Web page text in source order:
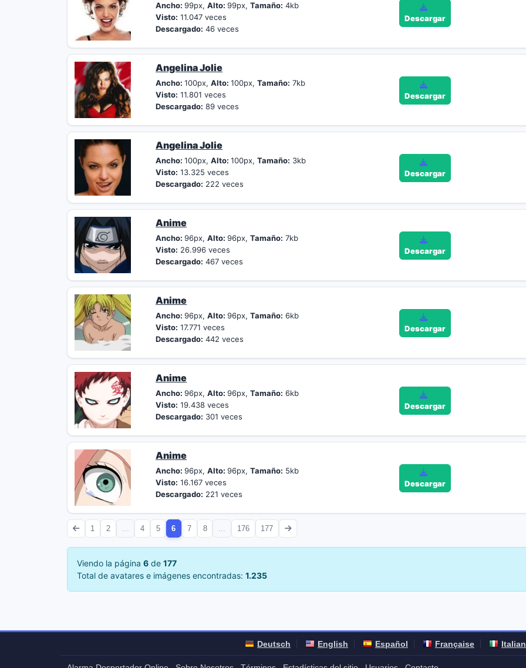
Ancho:99px,Alto:99px,Tamaño: 4kb
Visto: 11.047 veces
Descargado: 46 veces
Descargar
Angelina Jolie
Ancho:100px,Alto:100px,Tamaño: 7kb
Visto: 11.801 veces
Descargado: 89 veces
Descargar
Angelina Jolie
Ancho:100px,Alto:100px,Tamaño: 3kb
Visto: 13.325 veces
Descargado: 222 veces
Descargar
Anime
Ancho:96px,Alto:96px,Tamaño: 7kb
Visto: 26.996 veces
Descargado: 467 veces
Descargar
Anime
Ancho:96px,Alto:96px,Tamaño: 6kb
Visto: 17.771 veces
Descargado: 442 veces
Descargar
Anime
Ancho:96px,Alto:96px,Tamaño: 6kb
Visto: 19.438 veces
Descargado: 301 veces
Descargar
Anime
Ancho:96px,Alto:96px,Tamaño: 5kb
Visto: 16.167 veces
Descargado: 221 veces
Descargar
1 2 4 5 6 7 8 176 177
Viendo la página 6 de 177
Total de avatares e imágenes encontradas: 1.235
Deutsch English Español Française